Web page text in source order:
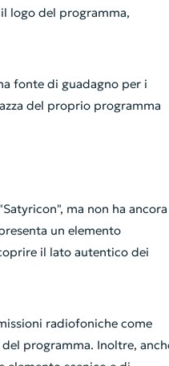
logo del programma,
fonte di guadagno per i
del proprio programma
ma non ha ancora
un elemento
il lato autentico dei
radiofoniche come
programma. Inoltre,